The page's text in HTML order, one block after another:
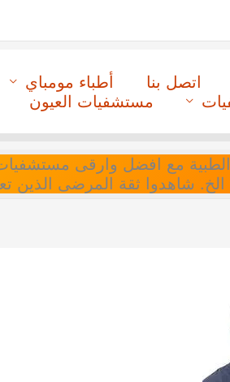
اتصل بنا أطباء مومباي
مستشفيات العيون
الطبية مع افضل وارقى
الخ. شاهدوا ثقة المرضى الذين